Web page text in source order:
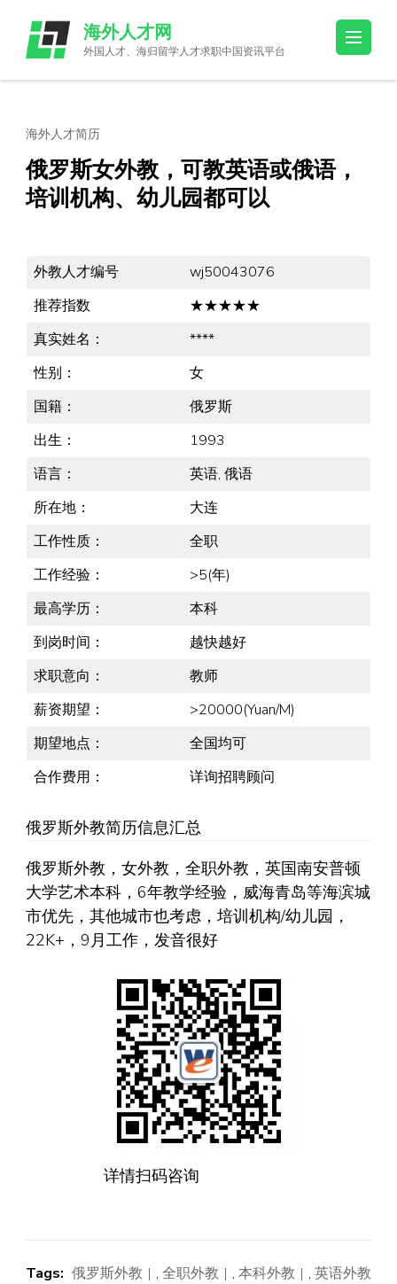
content
(Press
海外人才网
外国人才、海归留学人才求职中国资讯平台
海外人才简历
俄罗斯女外教，可教英语或俄语，
培训机构、幼儿园都可以
外教人才编号
wj50043076
推荐指数
★★★★★
真实姓名：
****
性别：
女
国籍：
俄罗斯
出生：
1993
语言：
英语, 俄语
所在地：
大连
工作性质：
全职
工作经验：
>5(年)
最高学历：
本科
到岗时间：
越快越好
求职意向：
教师
薪资期望：
>20000(Yuan/M)
期望地点：
全国均可
合作费用：
详询招聘顾问
俄罗斯外教简历信息汇总
俄罗斯外教，女外教，全职外教，英国南安普顿
大学艺术本科，6年教学经验，威海青岛等海滨城
市优先，其他城市也考虑，培训机构/幼儿园，
22K+，9月工作，发音很好
详情扫码咨询
Tags: 俄罗斯外教 , 全职外教 , 本科外教 , 英语外教